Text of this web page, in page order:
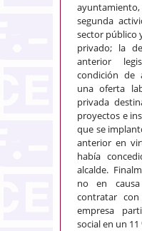
segunda
sector público
privado; la
anterior
condición de
una oferta
privada
proyectos e
que se
anterior en
había
alcalde.
no en
contratar
empresa
social en un